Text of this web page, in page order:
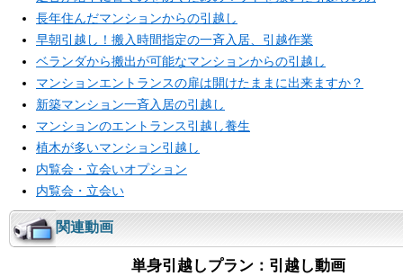
長年住んだマンションからの引越し
早朝引越し！搬入時間指定の一斉入居、引越作業
ベランダから搬出が可能なマンションからの引越し
マンションエントランスの扉は開けたままに出来ますか？
新築マンション一斉入居の引越し
マンションのエントランス引越し養生
植木が多いマンション引越し
内覧会・立会いオプション
内覧会・立会い
関連動画
単身引越しプラン：引越し動画